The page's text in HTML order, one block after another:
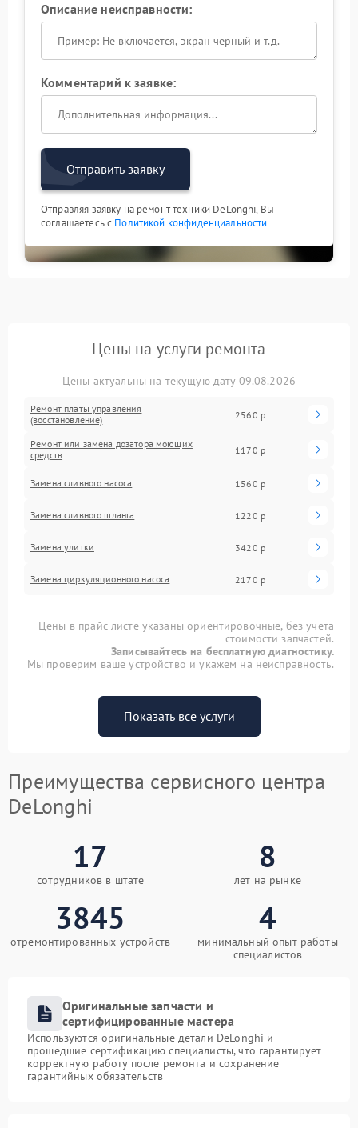
Описание неисправности:
Комментарий к заявке:
Отправить заявку
Отправляя заявку на ремонт техники DeLonghi, Вы
соглашаетесь с Политикой конфиденциальности
Цены на услуги ремонта
Цены актуальны на текущую дату 09.08.2026
Ремонт платы управления
(восстановление)
2560 р
Ремонт или замена дозатора моющих
средств
1170 р
Замена сливного насоса 1560 р
Замена сливного шланга 1220 р
Замена улитки 3420 р
Замена циркуляционного насоса 2170 р
Цены в прайс-листе указаны ориентировочные, без учета
стоимости запчастей.
Записывайтесь на бесплатную диагностику.
Мы проверим ваше устройство и укажем на неисправность.
Показать все услуги
Преимущества сервисного центра
DeLonghi
17
сотрудников в штате
8
лет на рынке
3845
отремонтированных устройств
4
минимальный опыт работы
специалистов
Оригинальные запчасти и
сертифицированные мастера
Используются оригинальные детали DeLonghi и
прошедшие сертификацию специалисты, что гарантирует
корректную работу после ремонта и сохранение
гарантийных обязательств